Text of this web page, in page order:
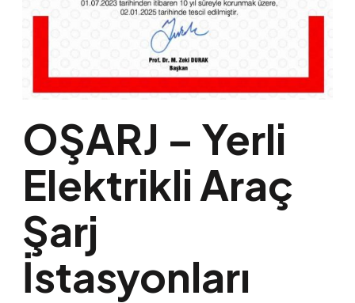
OŞARJ – Yerli
Elektrikli Araç
Şarj
İstasyonları